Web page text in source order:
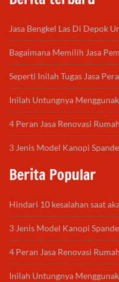
Jasa Bengkel Las Di Depok
Bagaimana Memilih Jasa
Seperti Inilah Tugas Jasa
Inilah Untungnya
4 Peran Jasa Renovasi
3 Jenis Model Kanopi
Berita Popular
Hindari 10 kesalahan saat
3 Jenis Model Kanopi
4 Peran Jasa Renovasi
Inilah Untungnya